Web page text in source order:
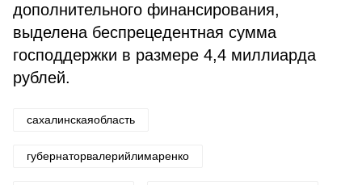
дополнительного финансирования,
выделена беспрецедентная сумма
господдержки в размере 4,4 миллиарда
рублей.
сахалинскаяобласть
губернаторвалерийлимаренко